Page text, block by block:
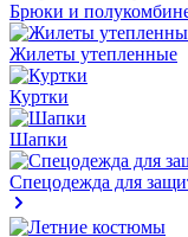
Брюки и
Жилеты утепленные
Куртки
Шапки
Спецодежда для